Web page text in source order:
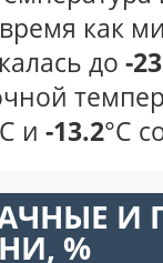
как
до -23
и -13.2°С
И
%